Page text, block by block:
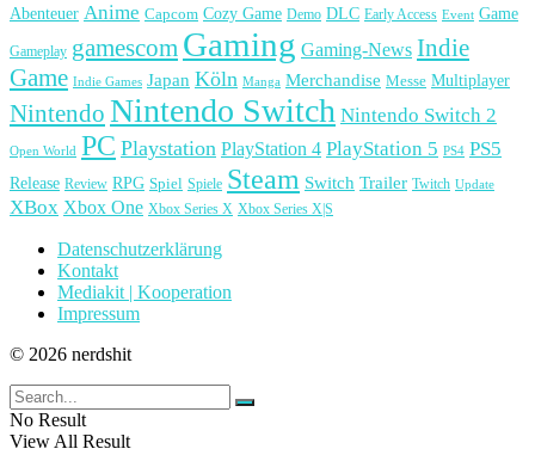
Abenteuer Anime Capcom Cozy Game Demo DLC Early Access Event Game
Gameplay gamescom Gaming Gaming-News Indie
Game Indie Games Japan Köln Manga Merchandise Messe Multiplayer
Nintendo Nintendo Switch Nintendo Switch 2
Open World PC Playstation PlayStation 4 PlayStation 5 PS4 PS5
Release Review RPG Spiel Spiele Steam Switch Trailer Twitch Update
XBox Xbox One Xbox Series X Xbox Series X|S
Datenschutzerklärung
Kontakt
Mediakit | Kooperation
Impressum
© 2026 nerdshit
No Result
View All Result